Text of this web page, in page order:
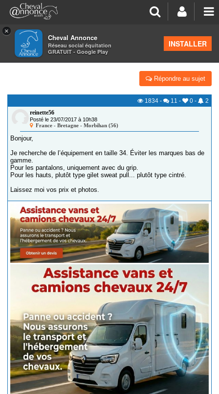
×
Cheval Annonce
Réseau social équitation
GRATUIT - Google Play
INSTALLER
>Petites annonces>Équipements du cavalier
EQUIPEMENT CAVALIERE 34/XS/14 ANS
Répondre au sujet
1834 - 11 - 0 -
2
reinette56
Posté le 23/07/2017 à 10h38
France - Bretagne - Morbihan (56)
Bonjour,
Je recherche de l’équipement en taille 34. Éviter les marques bas de
gamme.
Pour les pantalons, uniquement avec du grip.
Pour les hauts, plutôt type gilet sweat pull... plutôt type cintré.
Laissez moi vos prix et photos.